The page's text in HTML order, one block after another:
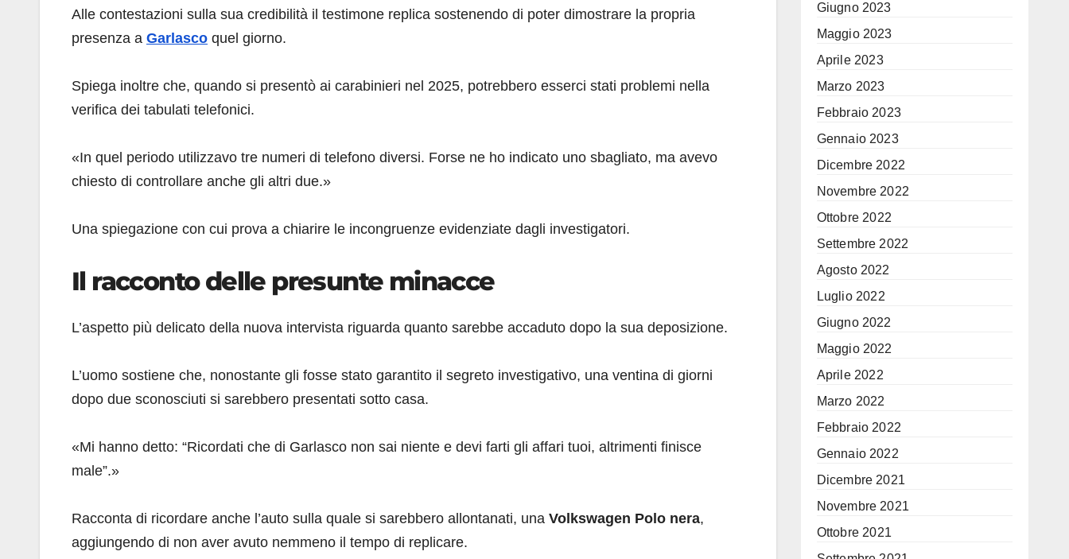
Alle contestazioni sulla sua credibilità il testimone replica sostenendo di poter dimostrare la propria
presenza a Garlasco quel giorno.
Spiega inoltre che, quando si presentò ai carabinieri nel 2025, potrebbero esserci stati problemi nella
verifica dei tabulati telefonici.
«In quel periodo utilizzavo tre numeri di telefono diversi. Forse ne ho indicato uno sbagliato, ma avevo
chiesto di controllare anche gli altri due.»
Una spiegazione con cui prova a chiarire le incongruenze evidenziate dagli investigatori.
Il racconto delle presunte minacce
L’aspetto più delicato della nuova intervista riguarda quanto sarebbe accaduto dopo la sua deposizione.
L’uomo sostiene che, nonostante gli fosse stato garantito il segreto investigativo, una ventina di giorni
dopo due sconosciuti si sarebbero presentati sotto casa.
«Mi hanno detto: “Ricordati che di Garlasco non sai niente e devi farti gli affari tuoi, altrimenti finisce
male”.»
Racconta di ricordare anche l’auto sulla quale si sarebbero allontanati, una Volkswagen Polo nera,
aggiungendo di non aver avuto nemmeno il tempo di replicare.
Giugno 2023
Maggio 2023
Aprile 2023
Marzo 2023
Febbraio 2023
Gennaio 2023
Dicembre 2022
Novembre 2022
Ottobre 2022
Settembre 2022
Agosto 2022
Luglio 2022
Giugno 2022
Maggio 2022
Aprile 2022
Marzo 2022
Febbraio 2022
Gennaio 2022
Dicembre 2021
Novembre 2021
Ottobre 2021